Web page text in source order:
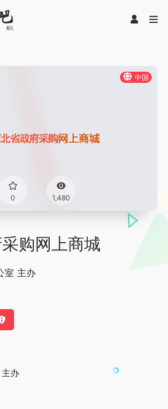
中国
0 1,480
购网上商城
室 主办
办